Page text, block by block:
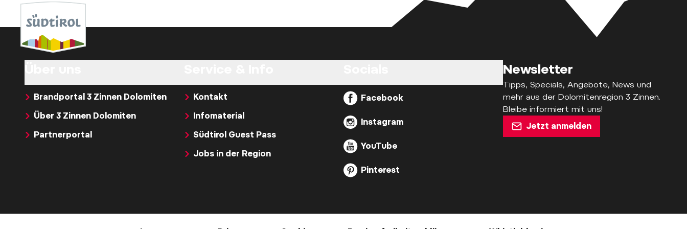
Brandportal 3 Zinnen Dolomiten
Über 3 Zinnen Dolomiten
Partnerportal
Kontakt
Infomaterial
Südtirol Guest Pass
Jobs in der Region
Facebook
Instagram
YouTube
Pinterest
Newsletter
Tipps, Specials, Angebote, News und
mehr aus der Dolomitenregion 3 Zinnen.
Bleibe informiert mit uns!
Jetzt anmelden